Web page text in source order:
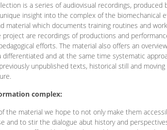
is a series of audiovisual recordings,
insight into the complex of the biomechanical
material which documents training routines and
project are recordings of productions and
efforts. The material also offers an
and at the same time systematic
unpublished texts, historical still and
complex:
the material we hope to not only make them
and to stir the dialogue abut history and